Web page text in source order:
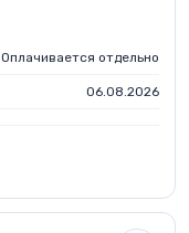
Оплачивается отдельно
06.08.2026